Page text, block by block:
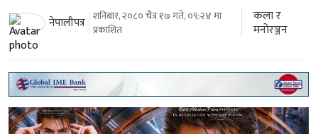
नेपालीपत्र शनिबार, २०८० चैत्र १७ गते, ०९:२४ मा
प्रकाशित
कला र
मनोरञ्जन